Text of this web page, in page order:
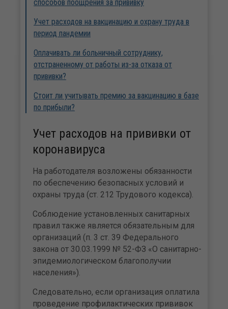
способов поощрения за прививку
Учет расходов на вакцинацию и охрану труда в
период пандемии
Оплачивать ли больничный сотруднику,
отстраненному от работы из-за отказа от
прививки?
Стоит ли учитывать премию за вакцинацию в базе
по прибыли?
Учет расходов на прививки от
коронавируса
На работодателя возложены обязанности
по обеспечению безопасных условий и
охраны труда (ст. 212 Трудового кодекса).
Соблюдение установленных санитарных
правил также является обязательным для
организаций (п. 3 ст. 39 Федерального
закона от 30.03.1999 № 52-ФЗ «О санитарно-
эпидемиологическом благополучии
населения»).
Следовательно, если организация оплатила
проведение профилактических прививок